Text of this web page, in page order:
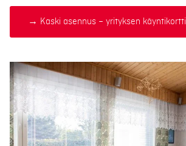
→ Kaski asennus – yrityksen käyntikortti